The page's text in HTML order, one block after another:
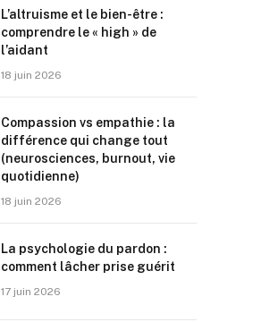
L’altruisme et le bien-être :
comprendre le « high » de
l’aidant
18 juin 2026
Compassion vs empathie : la
différence qui change tout
(neurosciences, burnout, vie
quotidienne)
18 juin 2026
La psychologie du pardon :
comment lâcher prise guérit
17 juin 2026